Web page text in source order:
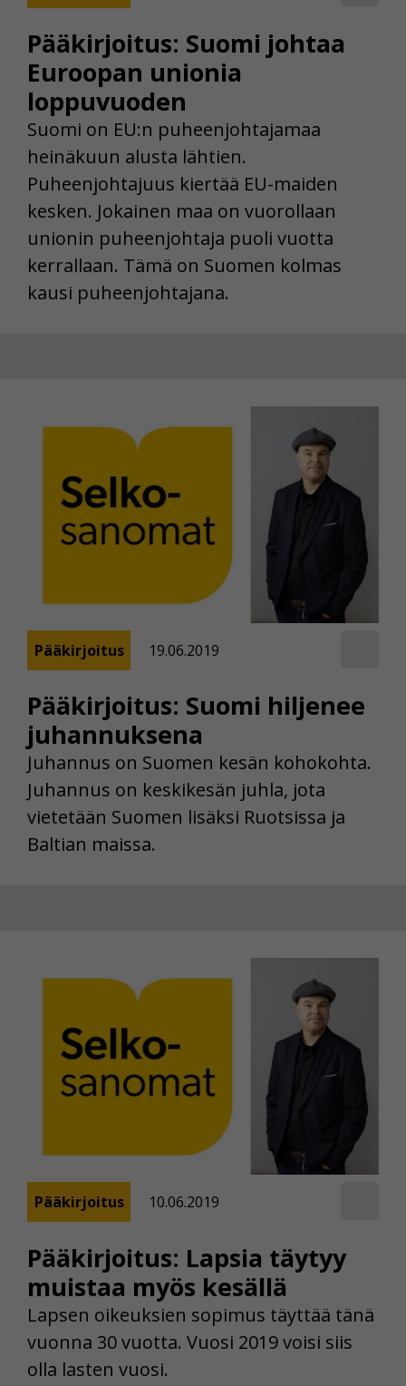
Pääkirjoitus: Suomi johtaa
Euroopan unionia
loppuvuoden
Suomi on EU:n puheenjohtajamaa
heinäkuun alusta lähtien.
Puheenjohtajuus kiertää EU-maiden
kesken. Jokainen maa on vuorollaan
unionin puheenjohtaja puoli vuotta
kerrallaan. Tämä on Suomen kolmas
kausi puheenjohtajana.
Pääkirjoitus: Suomi hiljenee
juhannuksena
Pääkirjoitus 19.06.2019
Juhannus on Suomen kesän kohokohta.
Juhannus on keskikesän juhla, jota
vietetään Suomen lisäksi Ruotsissa ja
Baltian maissa.
Pääkirjoitus: Lapsia täytyy
muistaa myös kesällä
Pääkirjoitus 10.06.2019
Lapsen oikeuksien sopimus täyttää tänä
vuonna 30 vuotta. Vuosi 2019 voisi siis
olla lasten vuosi.